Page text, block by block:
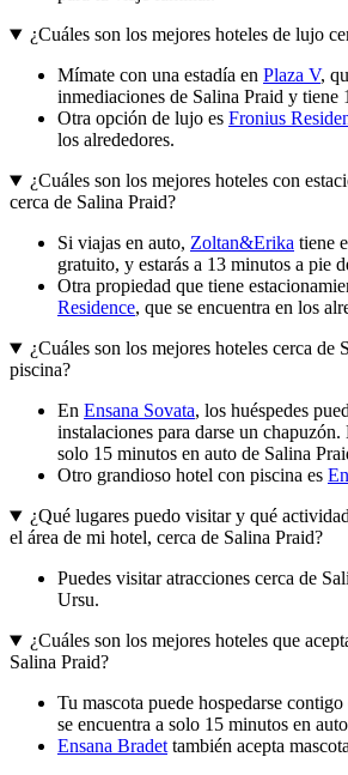
¿Cuáles son los mejores hoteles de lujo
Mímate con una estadía en Plaza V,
inmediaciones de Salina Praid y tiene
Otra opción de lujo es Fronius
los alrededores.
¿Cuáles son los mejores hoteles con
cerca de Salina Praid?
Si viajas en auto, Zoltan&Erika tiene
gratuito, y estarás a 13 minutos a pie
Otra propiedad que tiene
Residence, que se encuentra en los
¿Cuáles son los mejores hoteles cerca de
piscina?
En Ensana Sovata, los huéspedes
instalaciones para darse un chapuzón.
solo 15 minutos en auto de Salina
Otro grandioso hotel con piscina es
¿Qué lugares puedo visitar y qué
el área de mi hotel, cerca de Salina Praid?
Puedes visitar atracciones cerca de
Ursu.
¿Cuáles son los mejores hoteles que
Salina Praid?
Tu mascota puede hospedarse contigo
se encuentra a solo 15 minutos en
Ensana Bradet también acepta